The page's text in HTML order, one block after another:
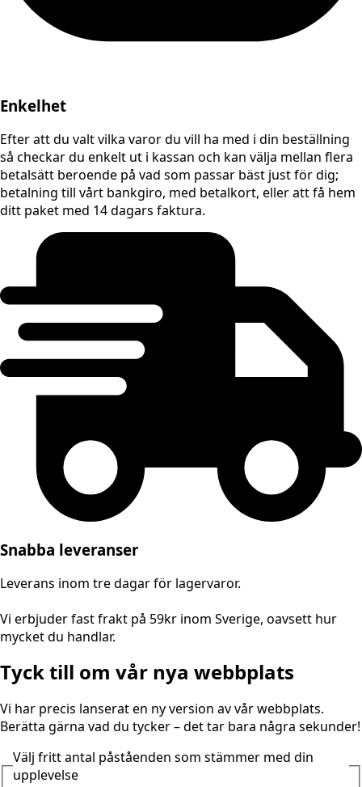
Enkelhet
Efter att du valt vilka varor du vill ha med i din beställning
så checkar du enkelt ut i kassan och kan välja mellan flera
betalsätt beroende på vad som passar bäst just för dig;
betalning till vårt bankgiro, med betalkort, eller att få hem
ditt paket med 14 dagars faktura.
Snabba leveranser
Leverans inom tre dagar för lagervaror.
Vi erbjuder fast frakt på 59kr inom Sverige, oavsett hur
mycket du handlar.
Tyck till om vår nya webbplats
Vi har precis lanserat en ny version av vår webbplats.
Berätta gärna vad du tycker – det tar bara några sekunder!
Välj fritt antal påståenden som stämmer med din
upplevelse